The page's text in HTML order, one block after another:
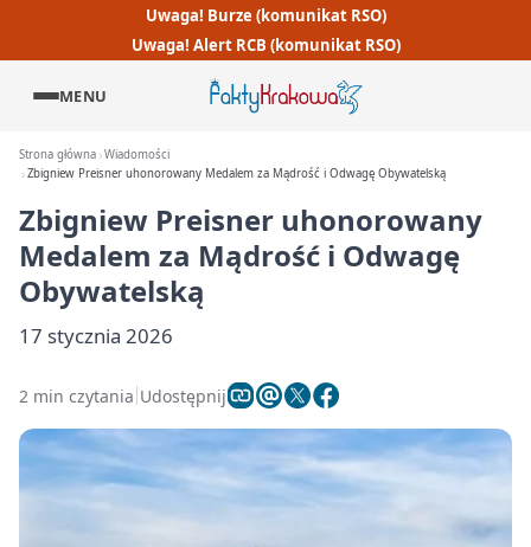
Uwaga! Burze (komunikat RSO)
Uwaga! Alert RCB (komunikat RSO)
MENU
Strona główna Wiadomości
Zbigniew Preisner uhonorowany Medalem za Mądrość i Odwagę Obywatelską
Zbigniew Preisner uhonorowany
Medalem za Mądrość i Odwagę
Obywatelską
17 stycznia 2026
2 min czytania Udostępnij